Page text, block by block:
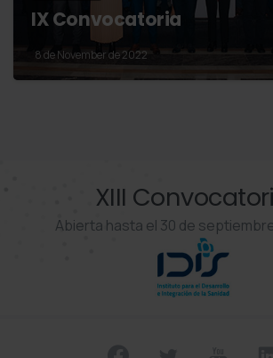
IX Convocatoria
8 de November de 2022
XIII
Abierta hasta el 30 de